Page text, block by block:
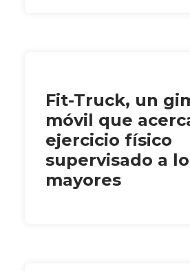
Fit-Truck, un
móvil que
ejercicio físico
supervisado a
mayores